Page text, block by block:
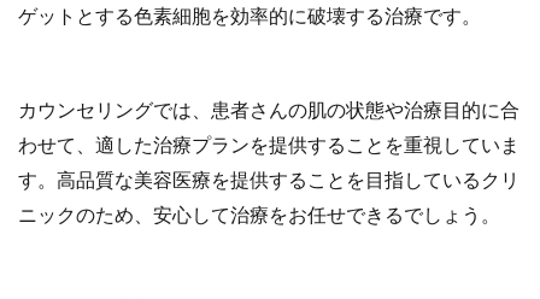
ゲットとする色素細胞を効率的に破壊する治療です。
カウンセリングでは、患者さんの肌の状態や治療目的に合
わせて、適した治療プランを提供することを重視していま
す。高品質な美容医療を提供することを目指しているクリ
ニックのため、安心して治療をお任せできるでしょう。